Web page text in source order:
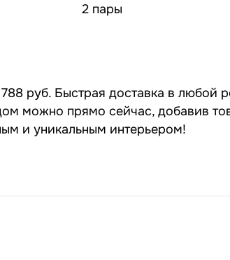
2 пары
руб. Быстрая доставка в любой
можно прямо сейчас, добавив
и уникальным интерьером!